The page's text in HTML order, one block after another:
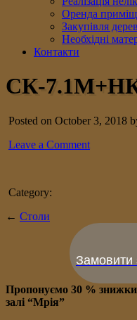
Оренда
Закупівля
Необхідні
Контакти
СК-
Posted on October 3, 2018
Leave a Comment
Category:
← Столи
Замовити
Пропонуємо 30 % знижки
залі “Мрія”